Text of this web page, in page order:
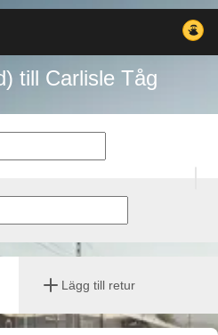
till Carlisle Tåg
Lägg till retur